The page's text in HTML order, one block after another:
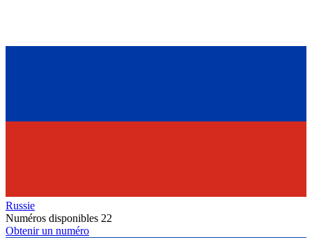
Russie
Numéros disponibles 22
Obtenir un numéro